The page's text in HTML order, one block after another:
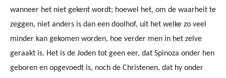
wanneer het niet gekent wordt; hoewel het, om de waarheit te
zeggen, niet anders is dan een doolhof, uit het welke zo veel
minder kan gekomen worden, hoe verder men in het zelve
geraakt is. Het is de Joden tot geen eer, dat Spinoza onder hen
geboren en opgevoedt is, noch de Christenen, dat hy onder